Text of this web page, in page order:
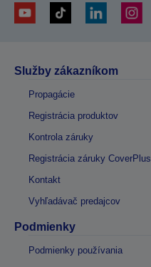
Služby zákazníkom
Propagácie
Registrácia produktov
Kontrola záruky
Registrácia záruky CoverPlus
Kontakt
Vyhľadávač predajcov
Podmienky
Podmienky používania